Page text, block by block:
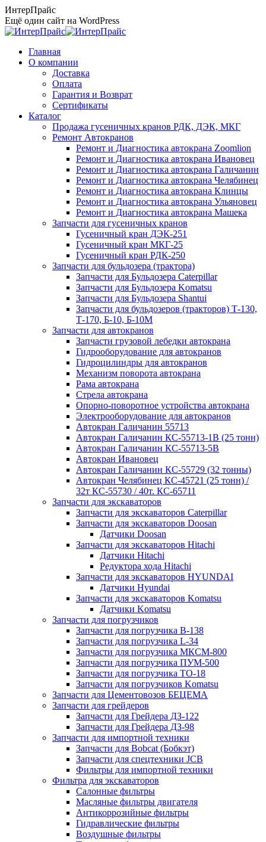
Перейти
к
содержанию
ИнтерПрайс
Ещё один сайт на WordPress
Главная
О компании
Доставка
Оплата
Гарантия и Возврат
Сертификаты
Каталог
Продажа гусеничных кранов РДК, ДЭК, МКГ
Ремонт Автокранов
Ремонт и Диагностика автокрана Zoomlion
Ремонт и Диагностика автокрана Ивановец
Ремонт и Диагностика автокрана Галичанин
Ремонт и Диагностика автокрана Челябинец
Ремонт и Диагностика автокрана Клинцы
Ремонт и Диагностика автокрана Ульяновец
Ремонт и Диагностика автокрана Машека
Запчасти для гусеничных кранов
Гусеничный кран ДЭК-251
Гусеничный кран МКГ-25
Гусеничный кран РДК-250
Запчасти для бульдозера (трактора)
Запчасти для Бульдозера Caterpillar
Запчасти для Бульдозера Komatsu
Запчасти для Бульдозера Shantui
Запчасти для бульдозеров (тракторов) Т-130,
Т-170, Б-10, Б-10М
Запчасти для автокранов
Запчасти грузовой лебедки автокрана
Гидрооборудование для автокранов
Гидроцилиндры для автокранов
Механизм поворота автокрана
Рама автокрана
Стрела автокрана
Опорно-поворотное устройства автокрана
Электрооборудование для автокранов
Автокран Галичанин 55713
Автокран Галичанин КС-55713-1В (25 тонн)
Автокран Галичанин КС-55713-5В
Автокран Ивановец
Автокран Галичанин КС-55729 (32 тонны)
Автокран Челябинец КС-45721 (25 тонн) /
32т КС-55730 / 40т. КС-65711
Запчасти для экскаваторов
Запчасти для экскаваторов Caterpillar
Запчасти для экскаваторов Doosan
Датчики Doosan
Запчасти для экскаваторов Hitachi
Датчики Hitachi
Редуктора хода Hitachi
Запчасти для экскаваторов HYUNDAI
Датчики Hyundai
Запчасти для экскаваторов Komatsu
Датчики Komatsu
Запчасти для погрузчиков
Запчасти для погрузчика B-138
Запчасти для погрузчика L-34
Запчасти для погрузчика МКСМ-800
Запчасти для погрузчика ПУМ-500
Запчасти для погрузчика ТО-18
Запчасти для погрузчиков Komatsu
Запчасти для Цементовозов БЕЦЕМА
Запчасти для грейдеров
Запчасти для Грейдера ДЗ-122
Запчасти для Грейдера ДЗ-98
Запчасти для импортной техники
Запчасти для Bobcat (Бобкэт)
Запчасти для спецтехники JCB
Фильтры для импортной техники
Фильтра для экскаваторов
Салонные фильтры
Масляные фильтры двигателя
Антикоррозийные фильтры
Гидравлические фильтры
Воздушные фильтры